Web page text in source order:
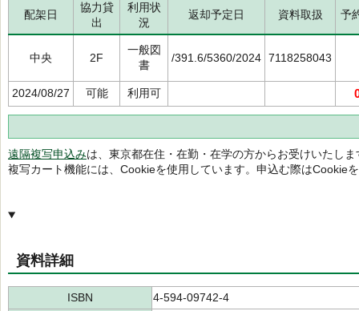
配架日
協力貸
出
利用状
況
返却予定日 資料取扱 予
中央 2F
一般図
書
/391.6/5360/2024 7118258043
2024/08/27 可能 利用可
遠隔複写申込みは、東京都在住・在勤・在学の方からお受けいたしま
複写カート機能には、Cookieを使用しています。申込む際はCookie
資料詳細
ISBN
4-594-09742-4